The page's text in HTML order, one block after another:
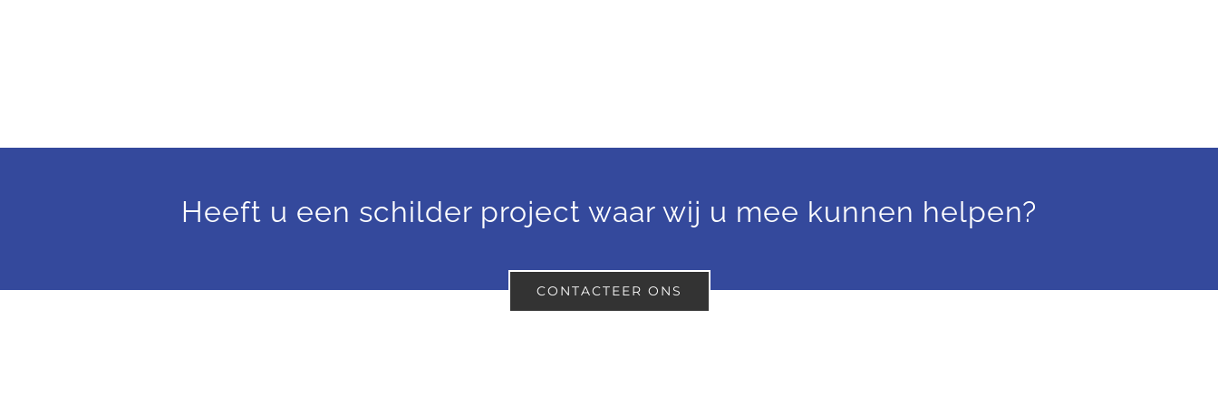
Heeft u een schilder project waar wij u mee kunnen helpen?
CONTACTEER ONS